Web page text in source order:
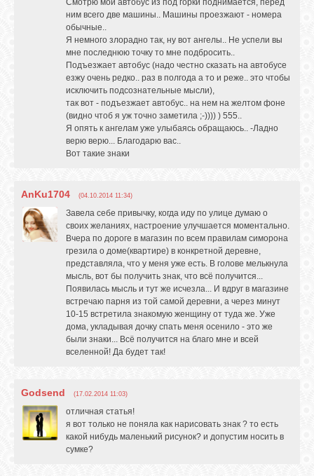
Смотрю мой автобус из под горки поднимается, перед
ним всего две машины.. Машины проезжают - номера
обычные..
Я немного злорадно так, ну вот ангелы.. Не успели вы
мне последнюю точку то мне подбросить..
Подъезжает автобус (надо честно сказать на автобусе
езжу очень редко.. раз в полгода а то и реже.. это чтобы
исключить подсознательные мысли),
так вот - подъезжает автобус.. на нем на желтом фоне
(видно чтоб я уж точно заметила ;-)))) ) 555..
Я опять к ангелам уже улыбаясь обращаюсь.. -Ладно
верю верю... Благодарю вас..
Вот такие знаки
AnKu1704 (04.10.2014 11:34)
Завела себе привычку, когда иду по улице думаю о
своих желаниях, настроение улучшается моментально.
Вчера по дороге в магазин по всем правилам симорона
грезила о доме(квартире) в конкретной деревне,
представляла, что у меня уже есть. В голове мелькнула
мысль, вот бы получить знак, что всё получится...
Появилась мысль и тут же исчезла... И вдруг в магазине
встречаю парня из той самой деревни, а через минут
10-15 встретила знакомую женщину от туда же. Уже
дома, укладывая дочку спать меня осенило - это же
были знаки... Всё получится на благо мне и всей
вселенной! Да будет так!
Godsend (17.02.2014 11:03)
отличная статья!
я вот только не поняла как нарисовать знак ? то есть
какой нибудь маленький рисунок? и допустим носить в
сумке?